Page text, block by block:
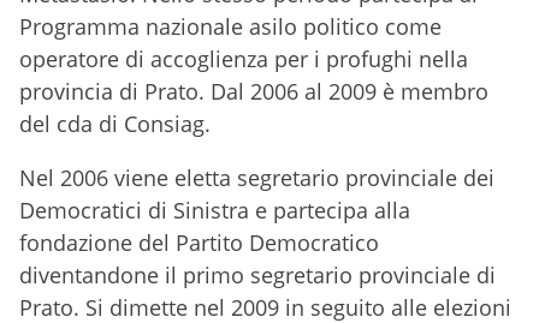
Programma nazionale asilo politico come
operatore di accoglienza per i profughi nella
provincia di Prato. Dal 2006 al 2009 è membro
del cda di Consiag.
Nel 2006 viene eletta segretario provinciale dei
Democratici di Sinistra e partecipa alla
fondazione del Partito Democratico
diventandone il primo segretario provinciale di
Prato. Si dimette nel 2009 in seguito alle elezioni